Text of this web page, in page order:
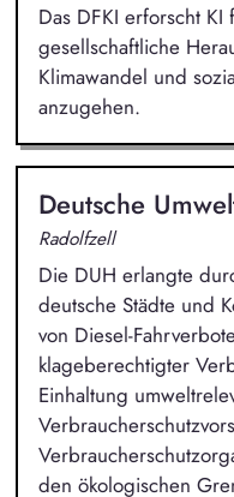
Das DFKI erforscht
gesellschaftliche
Klimawandel und
anzugehen.
Deutsche
Radolfzell
Die DUH erlangte
deutsche Städte und
von Diesel-
klageberechtigter
Einhaltung
den ökologischen